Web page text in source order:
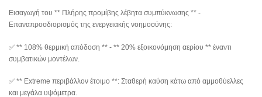
Εισαγωγή του ** Πλήρης προμίβης λέβητα συμπύκνωσης ** -
Επαναπροσδιορισμός της ενεργειακής νοημοσύνης:
✅ ** 108% θερμική απόδοση ** - ** 20% εξοικονόμηση αερίου ** έναντι
συμβατικών μοντέλων.
✅ ** Extreme περιβάλλον έτοιμο **: Σταθερή καύση κάτω από αμμοθύελλες
και μεγάλα υψόμετρα.